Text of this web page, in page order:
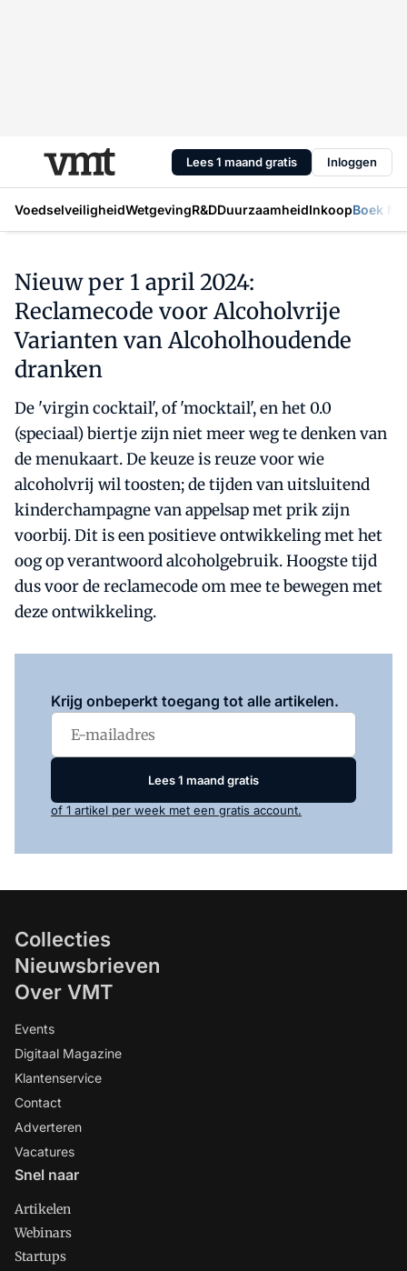
Lees 1 maand gratis Inloggen
VoedselveiligheidWetgevingR&DDuurzaamheidInkoopBoek
Nieuw per 1 april 2024:
Reclamecode voor Alcoholvrije
Varianten van Alcoholhoudende
dranken
De 'virgin cocktail', of 'mocktail', en het 0.0
(speciaal) biertje zijn niet meer weg te denken van
de menukaart. De keuze is reuze voor wie
alcoholvrij wil toosten; de tijden van uitsluitend
kinderchampagne van appelsap met prik zijn
voorbij. Dit is een positieve ontwikkeling met het
oog op verantwoord alcoholgebruik. Hoogste tijd
dus voor de reclamecode om mee te bewegen met
deze ontwikkeling.
Krijg onbeperkt toegang tot alle artikelen.
Lees 1 maand gratis
of 1 artikel per week met een gratis account.
Collecties
Nieuwsbrieven
Over VMT
Events
Digitaal Magazine
Klantenservice
Contact
Adverteren
Vacatures
Snel naar
Artikelen
Webinars
Startups